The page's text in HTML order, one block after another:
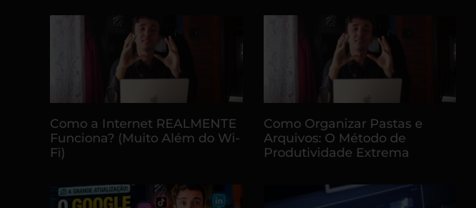
Como a Internet REALMENTE
Funciona? (Muito Além do Wi-
Fi)
Como Organizar Pastas e
Arquivos: O Método de
Produtividade Extrema